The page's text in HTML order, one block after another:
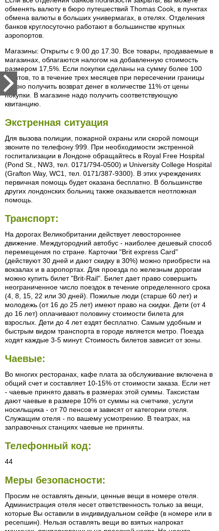
обменять валюту в бюро путешествий Thomas Cook, в пунктах
обмена валюты в больших универмагах, в отелях. Отделения
банков круглосуточно работают в большинстве крупных
аэропортов.
Магазины: Открыты с 9.00 до 17.30. Все товары, продаваемые в
магазинах, облагаются налогом на добавленную стоимость
размером 17,5%. Если покупки сделаны на сумму более 100
фунтов, то в течение трех месяцев при пересечении границы
можно получить возврат денег в количестве 11% от цены
покупки. В магазине надо получить соответствующую
квитанцию.
Экстренная ситуация
Для вызова полиции, пожарной охраны или скорой помощи
звоните по телефону 999. При необходимости экстренной
госпитализации в Лондоне обращайтесь в Royal Free Hospital
(Pond St., NW3, тел. 0171/794-0500) и University College Hospital
(Grafton Way, WC1, тел. 0171/387-9300). В этих учреждениях
первичная помощь будет оказана бесплатно. В большинстве
других лондонских больниц также оказывается неотложная
помощь.
Транспорт:
На дорогах Великобритании действует левостороннее
движение. Междугородний автобус - наиболее дешевый способ
перемещения по стране. Карточки "Brit express Card"
(действуют 30 дней и дают скидку в 30%) можно приобрести на
вокзалах и в аэропортах. Для проезда по железным дорогам
можно купить билет "Brit-Rail". Билет дает право совершить
неограниченное число поездок в течение определенного срока
(4, 8, 15, 22 или 30 дней). Пожилые люди (старше 60 лет) и
молодежь (от 16 до 25 лет) имеют право на скидки. Дети (от 4
до 16 лет) оплачивают половину стоимости билета для
взрослых. Дети до 4 лет ездят бесплатно. Самым удобным и
быстрым видом транспорта в городе является метро. Поезда
ходят каждые 3-5 минут. Стоимость билетов зависит от зоны.
Чаевые:
Во многих ресторанах, кафе плата за обслуживание включена в
общий счет и составляет 10-15% от стоимости заказа. Если нет
- чаевые принято давать в размерах этой суммы. Таксистам
дают чаевые в размере 10% от суммы на счетчике, услуги
носильщика - от 70 пенсов и зависят от категории отеля.
Служащим отеля - по вашему усмотрению. В театрах, на
заправочных станциях чаевые не приняты.
Телефонный код:
44
Меры безопасности:
Просим не оставлять деньги, ценные вещи в номере отеля.
Администрация отеля несет ответственность только за вещи,
которые Вы оставили в индивидуальном сейфе (в номере или в
ресепшин). Нельзя оставлять вещи во взятых напрокат